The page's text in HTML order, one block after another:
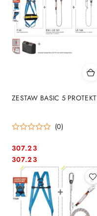
ZESTAW BASIC 5 PROTEKT
(0)
Cena:
307.23
Cena:
307.23